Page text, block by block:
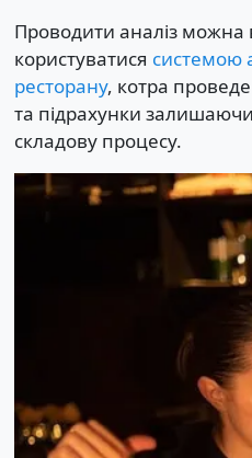
Проводити аналіз можна
користуватися системою
ресторану, котра
та підрахунки
складову процесу.